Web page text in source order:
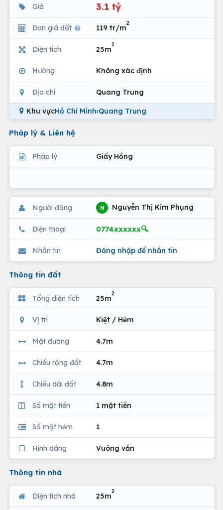
Giá 3.1 tỷ
Đơn giá đất 119 tr/m
2
Diện tích 25m
2
Hướng Không xác định
Địa chỉ Quang Trung
Khu vựcHồ Chí Minh›Quang Trung
Pháp lý & Liên hệ
Pháp lý Giấy Hồng
Người đăng N Nguyễn Thị Kim Phụng
Điện thoại 0774xxxxxx🔍
Nhắn tin Đăng nhập để nhắn tin
Thông tin đất
Tổng diện tích 25m
2
Vị trí Kiệt / Hẻm
Mặt đường 4.7m
Chiều rộng đất 4.7m
Chiều dài đất 4.8m
Số mặt tiền 1 mặt tiền
Số mặt hẻm 1
Hình dáng Vuông vắn
Thông tin nhà
Diện tích nhà 25m
2